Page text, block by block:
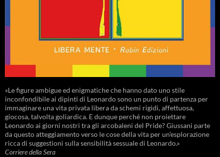
«Le figure ambigue ed enigmatiche che hanno dato uno stile
inconfondibile ai dipinti di Leonardo sono un punto di partenza per
immaginare una vita privata libera da schemi rigidi, affettuosa,
giocosa, talvolta goliardica. E dunque perché non proiettare
Leonardo ai giorni nostri tra gli arcobaleni del Pride? Giussani parte
da questo atteggiamento verso le cose della vita per un’esplorazione
ricca di suggestioni sulla sensibilità sessuale di Leonardo.»
Corriere della Sera